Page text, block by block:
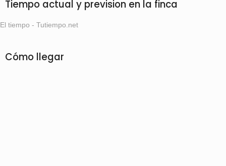
Tiempo actual y prevision en la finca
El tiempo - Tutiempo.net
Cómo llegar